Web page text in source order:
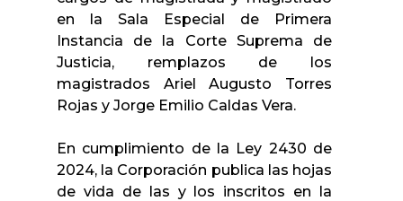
en la Sala Especial de Primera
Instancia de la Corte Suprema de
Justicia, remplazos de los
magistrados Ariel Augusto Torres
Rojas y Jorge Emilio Caldas Vera.
En cumplimiento de la Ley 2430 de
2024, la Corporación publica las hojas
de vida de las y los inscritos en la